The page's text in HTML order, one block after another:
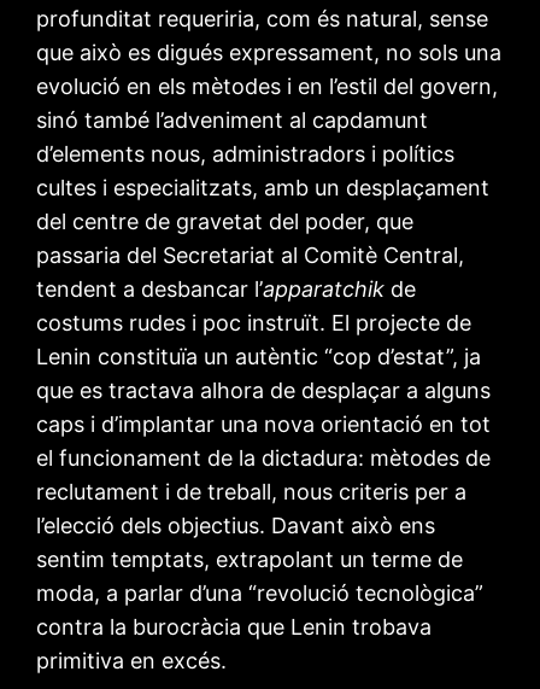
profunditat requeriria, com és natural, sense
que això es digués expressament, no sols una
evolució en els mètodes i en l’estil del govern,
sinó també l’adveniment al capdamunt
d’elements nous, administradors i polítics
cultes i especialitzats, amb un desplaçament
del centre de gravetat del poder, que
passaria del Secretariat al Comitè Central,
tendent a desbancar l’apparatchik de
costums rudes i poc instruït. El projecte de
Lenin constituïa un autèntic “cop d’estat”, ja
que es tractava alhora de desplaçar a alguns
caps i d’implantar una nova orientació en tot
el funcionament de la dictadura: mètodes de
reclutament i de treball, nous criteris per a
l’elecció dels objectius. Davant això ens
sentim temptats, extrapolant un terme de
moda, a parlar d’una “revolució tecnològica”
contra la burocràcia que Lenin trobava
primitiva en excés.